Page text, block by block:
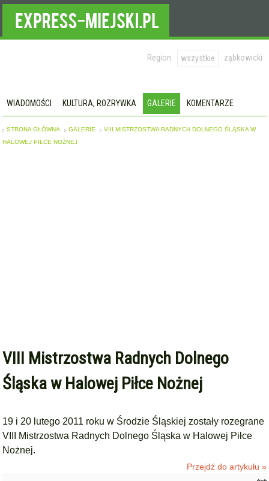
Region: wszystkie ząbkowicki
WIADOMOŚCI KULTURA, ROZRYWKA GALERIE KOMENTARZE
STRONA GŁÓWNA GALERIE
VIII MISTRZOSTWA RADNYCH DOLNEGO ŚLĄSKA W
HALOWEJ PIŁCE NOŻNEJ
VIII Mistrzostwa Radnych Dolnego
Śląska w Halowej Piłce Nożnej
19 i 20 lutego 2011 roku w Środzie Śląskiej zostały rozegrane
VIII Mistrzostwa Radnych Dolnego Śląska w Halowej Piłce
Nożnej.
Przejdź do artykułu »